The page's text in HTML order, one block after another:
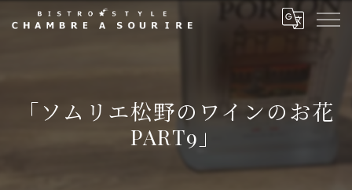
「ソムリエ松野のワインのお花
PART9」